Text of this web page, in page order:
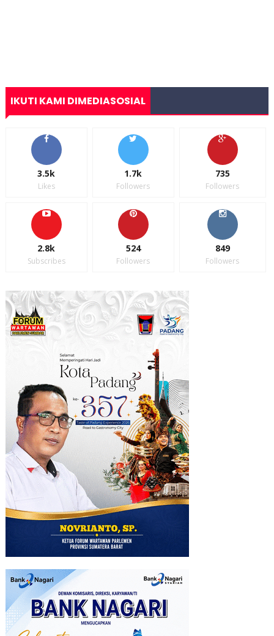
IKUTI KAMI DIMEDIASOSIAL
3.5k
Likes
1.7k
Followers
735
Followers
2.8k
Subscribes
524
Followers
849
Followers